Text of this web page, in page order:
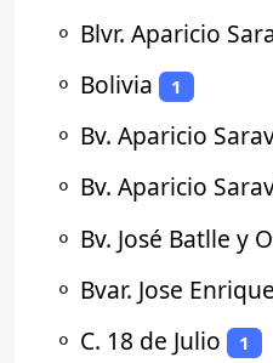
⚬ Blvr. Aparicio
⚬ Bolivia 1
⚬ Bv. Aparicio
⚬ Bv. Aparicio
⚬ Bv. José Batlle y
⚬ Bvar. Jose
⚬ C. 18 de Julio 1